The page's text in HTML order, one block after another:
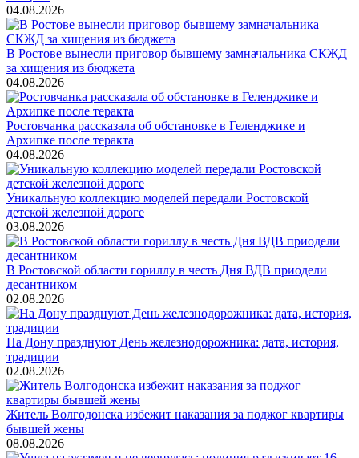
04.08.2026
В Ростове вынесли приговор бывшему замначальника СКЖД
за хищения из бюджета
04.08.2026
Ростовчанка рассказала об обстановке в Геленджике и
Архипке после теракта
04.08.2026
Уникальную коллекцию моделей передали Ростовской
детской железной дороге
03.08.2026
В Ростовской области гориллу в честь Дня ВДВ приодели
десантником
02.08.2026
На Дону празднуют День железнодорожника: дата, история,
традиции
02.08.2026
Житель Волгодонска избежит наказания за поджог квартиры
бывшей жены
08.08.2026